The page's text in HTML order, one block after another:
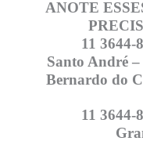
ANOTE
11 3644-
Santo André
Bernardo do
11 3644-